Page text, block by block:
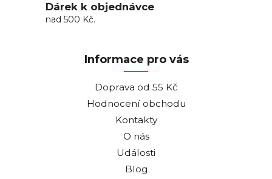
Dárek k objednávce
nad 500 Kč.
Informace pro vás
Doprava od 55 Kč
Hodnocení obchodu
Kontakty
O nás
Události
Blog